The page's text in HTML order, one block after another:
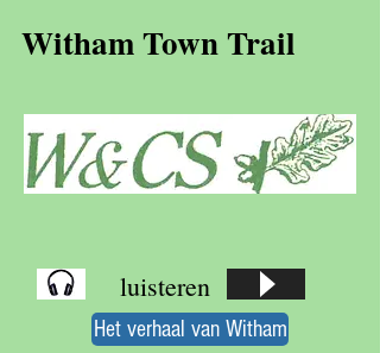
Witham Town Trail
Het verhaal van Witham
luisteren